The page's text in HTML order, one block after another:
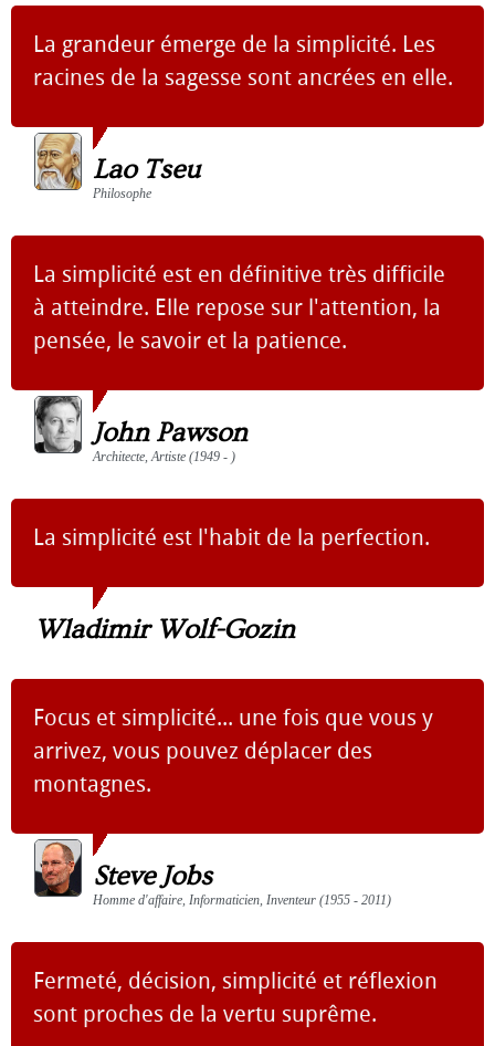
La grandeur émerge de la simplicité. Les
racines de la sagesse sont ancrées en elle.
Lao Tseu
Philosophe
La simplicité est en définitive très difficile
à atteindre. Elle repose sur l'attention, la
pensée, le savoir et la patience.
John Pawson
Architecte, Artiste (1949 - )
La simplicité est l'habit de la perfection.
Wladimir Wolf-Gozin
Focus et simplicité... une fois que vous y
arrivez, vous pouvez déplacer des
montagnes.
Steve Jobs
Homme d'affaire, Informaticien, Inventeur (1955 - 2011)
Fermeté, décision, simplicité et réflexion
sont proches de la vertu suprême.